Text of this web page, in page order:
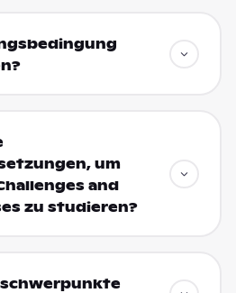
um
and
zu studieren?